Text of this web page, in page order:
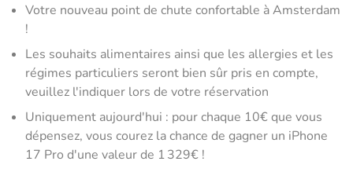
Votre nouveau point de chute confortable à Amsterdam
!
Les souhaits alimentaires ainsi que les allergies et les
régimes particuliers seront bien sûr pris en compte,
veuillez l'indiquer lors de votre réservation
Uniquement aujourd'hui : pour chaque 10€ que vous
dépensez, vous courez la chance de gagner un iPhone
17 Pro d'une valeur de 1 329€ !